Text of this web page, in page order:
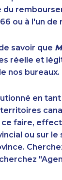
ou à l'un
savoir que
réelle et
nos bureaux.
en
faire,
ou sur